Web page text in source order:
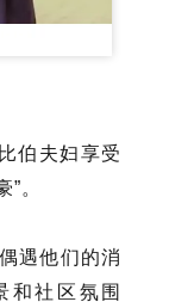
伯夫妇享受
。
遇他们的消
社区氛围